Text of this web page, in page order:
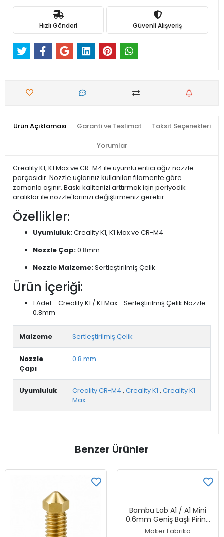
Hızlı Gönderi Güvenli Alışveriş
Ürün Açıklaması Garanti ve Teslimat Taksit Seçenekleri
Yorumlar
Creality K1, K1 Max ve CR-M4 ile uyumlu eritici ağız nozzle
parçasıdır. Nozzle uçlarınız kullanılan filamente göre
zamanla aşınır. Baskı kalitenizi arttırmak için periyodik
aralıklar ile nozzle'larınızı değiştirmeniz gerekir.
Özellikler:
Uyumluluk:Creality K1, K1 Max ve CR-M4
Nozzle Çap:0.8mm
Nozzle Malzeme:Sertleştirilmiş Çelik
Ürün İçeriği:
1 Adet - Creality K1 / K1 Max - Serleştirilmiş Çelik Nozzle -
0.8mm
Malzeme Sertleştirilmiş Çelik
Nozzle
Çapı
0.8 mm
Uyumluluk Creality CR-M4 , Creality K1 , Creality K1
Max
Benzer Ürünler
Bambu Lab A1 / A1 Mini
0.6mm Geniş Başlı Pirinç
Nozzle
Maker Fabrika